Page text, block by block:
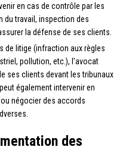
en cas de contrôle par les
travail, inspection des
la défense de ses clients.
de litige (infraction aux règles
pollution, etc.), l’avocat
ses clients devant les tribunaux
également intervenir en
négocier des accords
des